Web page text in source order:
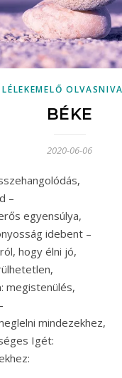
LÉLEKEMELŐ
BÉKE
2020-06-06
–
egyensúlya,
idebent –
hogy élni jó,
megistenülés,
mindezekhez,
Igét: